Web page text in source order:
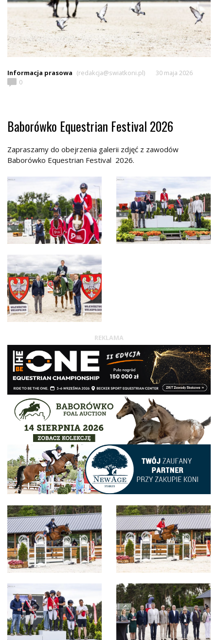
Informacja prasowa (redakcja@swiatkoni.pl)
30 maja 2026
0
Baborówko Equestrian Festival 2026
Zapraszamy do obejrzenia galerii zdjęć z zawodów
Baborówko Equestrian Festival 2026.
REKLAMA